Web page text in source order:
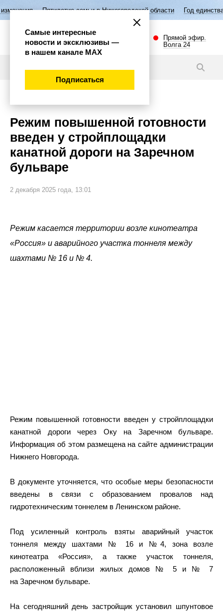
семьи в Нижегородской области Год единства народов
Прямой эфир.
Волга 24
Режим повышенной готовности
введен у стройплощадки
канатной дороги на Заречном
бульваре
2 декабря 2025 года, 13:01
Режим касается территории возле кинотеатра
«Россия» и аварийного участка тоннеля между
шахтами № 16 и № 4.
Режим повышенной готовности введен у стройплощадки
канатной дороги через Оку на Заречном бульваре.
Информация об этом размещена на сайте администрации
Нижнего Новгорода.
В документе уточняется, что особые меры безопасности
введены в связи с образованием провалов над
гидротехническим тоннелем в Ленинском районе.
Под усиленный контроль взяты аварийный участок
тоннеля между шахтами № 16 и №4, зона возле
кинотеатра «Россия», а также участок тоннеля,
расположенный вблизи жилых домов № 5 и № 7
на Заречном бульваре.
На сегодняшний день застройщик установил шпунтовое
Самые интересные
новости и эксклюзивы —
в нашем канале МАХ
Подписаться